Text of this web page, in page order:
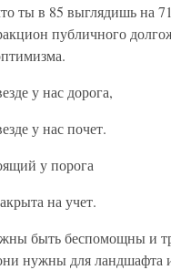
ты в 85 выглядишь на
публичного
у нас дорога,
у нас почет.
у порога
на учет.
быть беспомощны и
нужны для ландшафта